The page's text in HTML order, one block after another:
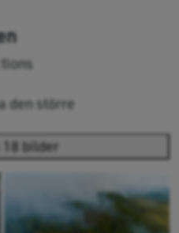
den större
bilder